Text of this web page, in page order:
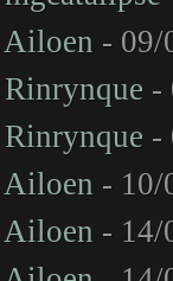
Ailoen - 09/
Rinrynque -
Rinrynque -
Ailoen - 10/
Ailoen - 14/